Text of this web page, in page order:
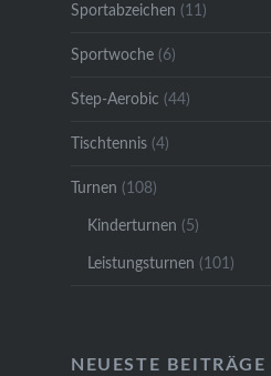
Sportabzeichen (11)
Sportwoche(6)
Step-Aerobic (44)
Tischtennis(4)
Turnen (108)
Kinderturnen (5)
Leistungsturnen (101)
NEUESTE BEITRÄGE